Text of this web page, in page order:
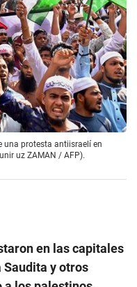
una protesta antiisraelí en
uz ZAMAN / AFP).
en las capitales
Saudita y otros